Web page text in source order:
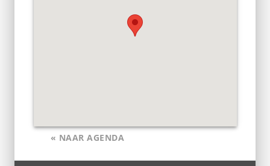
« NAAR AGENDA